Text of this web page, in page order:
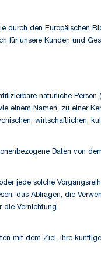
den Europäischen
für unsere Kunden und
natürliche
Namen, zu einer
wirtschaftlichen,
Daten von
jede solche
das Abfragen, die
die Vernichtung.
mit dem Ziel, ihre